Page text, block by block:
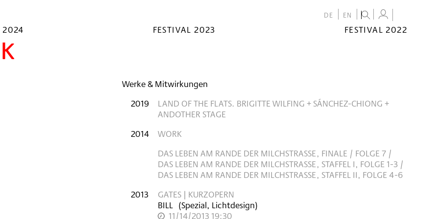
DE EN
2024 FESTIVAL 2023
FESTIVAL 2022
Werke & Mitwirkungen
2019
LAND OF THE FLATS. BRIGITTE WILFING + SÁNCHEZ-CHIONG +
ANDOTHER STAGE
2014
WORK
DAS LEBEN AM RANDE DER MILCHSTRASSE, FINALE / FOLGE 7 / D
AS LEBEN AM RANDE DER MILCHSTRASSE, STAFFEL I, FOLGE 1-3 / DA
S LEBEN AM RANDE DER MILCHSTRASSE, STAFFEL II, FOLGE 4-6
2013
GATES | KURZOPERN
BILL (Spezial, Lichtdesign)
11/14/2013 19:30